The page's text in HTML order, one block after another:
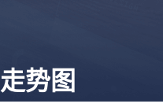
走势图